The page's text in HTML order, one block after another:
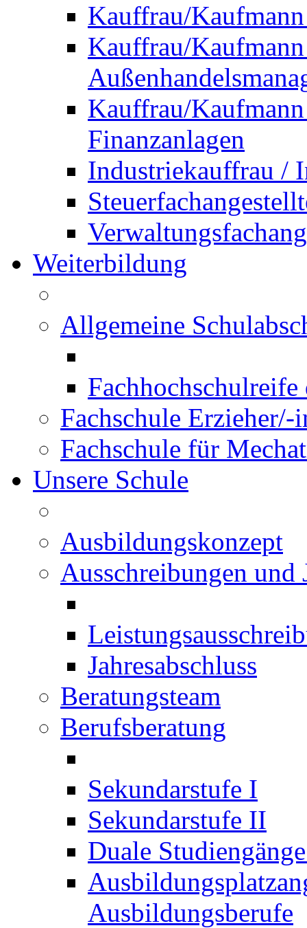
Kauffrau/
Kauffrau/
Kauffrau/
Finanzanlagen
Industriekauffrau /
Weiterbildung
Allgemeine
Fachschule Erzieher/-
Fachschule für
Unsere Schule
Ausbildungskonzept
Ausschreibungen und
Jahresabschluss
Beratungsteam
Berufsberatung
Sekundarstufe I
Sekundarstufe II
Duale
Ausbildungsberufe